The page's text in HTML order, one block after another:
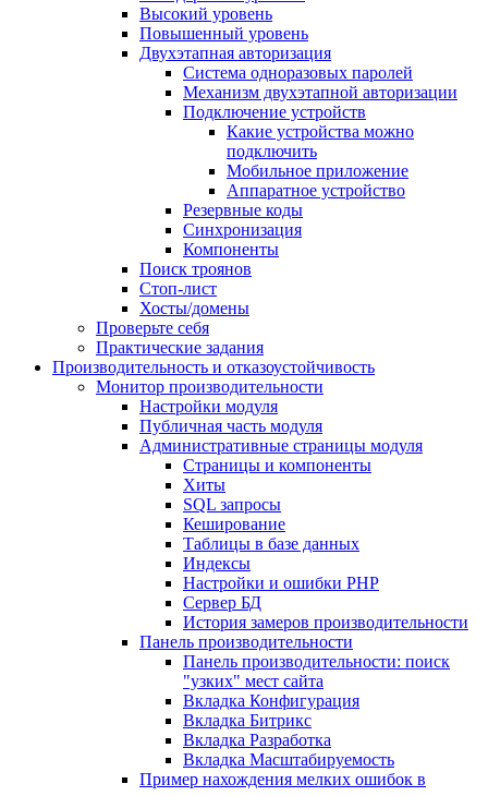
Высокий уровень
Повышенный уровень
Двухэтапная авторизация
Система одноразовых паролей
Механизм двухэтапной авторизации
Подключение устройств
Какие устройства можно
подключить
Мобильное приложение
Аппаратное устройство
Резервные коды
Синхронизация
Компоненты
Поиск троянов
Стоп-лист
Хосты/домены
Проверьте себя
Практические задания
Производительность и отказоустойчивость
Монитор производительности
Настройки модуля
Публичная часть модуля
Административные страницы модуля
Страницы и компоненты
Хиты
SQL запросы
Кеширование
Таблицы в базе данных
Индексы
Настройки и ошибки PHP
Сервер БД
История замеров производительности
Панель производительности
Панель производительности: поиск
"узких" мест сайта
Вкладка Конфигурация
Вкладка Битрикс
Вкладка Разработка
Вкладка Масштабируемость
Пример нахождения мелких ошибок в